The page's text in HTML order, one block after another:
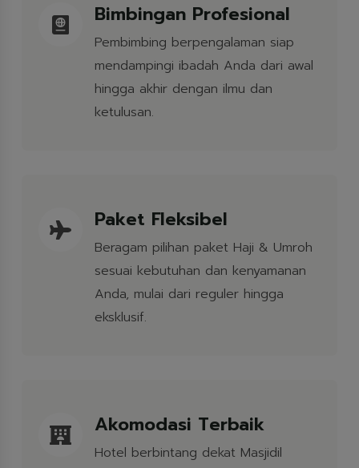
Bimbingan Profesional
Pembimbing berpengalaman siap
mendampingi ibadah Anda dari awal
hingga akhir dengan ilmu dan
ketulusan.
Paket Fleksibel
Beragam pilihan paket Haji & Umroh
sesuai kebutuhan dan kenyamanan
Anda, mulai dari reguler hingga
eksklusif.
Akomodasi Terbaik
Hotel berbintang dekat Masjidil